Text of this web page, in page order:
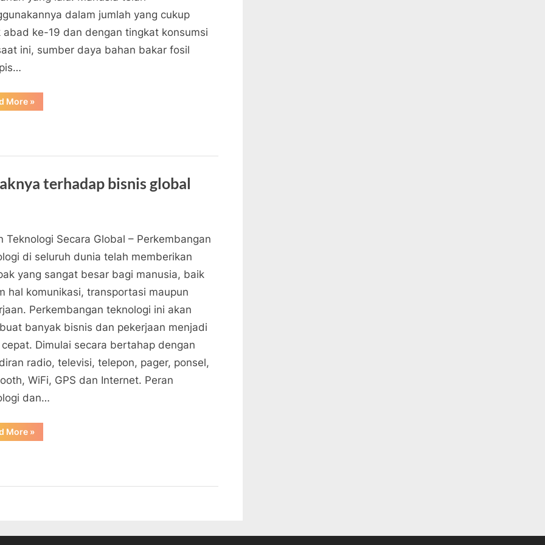
dalam jumlah yang cukup
abad ke-19 dan dengan tingkat konsumsi
ini, sumber daya bahan bakar fosil
More“Berapa
Lama
»
terhadap bisnis global
Teknologi Secara Global – Perkembangan
di seluruh dunia telah memberikan
yang sangat besar bagi manusia, baik
hal komunikasi, transportasi maupun
Perkembangan teknologi ini akan
banyak bisnis dan pekerjaan menjadi
Dimulai secara bertahap dengan
radio, televisi, telepon, pager, ponsel,
WiFi, GPS dan Internet. Peran
dan…
More“Peran
teknologi
»